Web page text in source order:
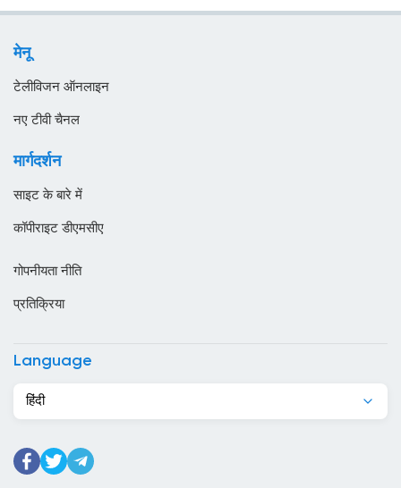
ओमान
कांगो
किर्गिज़स्तान
केप वर्ड
मेनू
टेलीविजन ऑनलाइन
नए टीवी चैनल
मार्गदर्शन
साइट के बारे में
कॉपीराइट डीएमसीए
गोपनीयता नीति
प्रतिक्रिया
Language
हिंदी